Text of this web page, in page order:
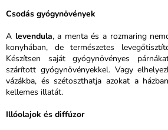
Csodás gyógynövények
A levendula, a menta és a rozmaring
konyhában, de természetes
Készítsen saját gyógynövényes
szárított gyógynövényekkel. Vagy
vázákba, és szétoszthatja azokat a
kellemes illatát.
Illóolajok és diffúzor